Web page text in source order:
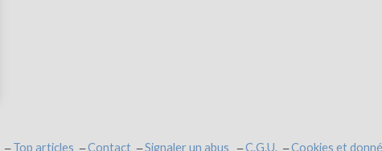
Top articles Contact Signaler un abus C.G.U. Cookies et